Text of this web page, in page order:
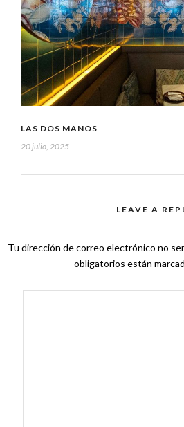
LAS DOS MANOS
20 julio, 2025
LEAVE A
Tu dirección de correo electrónico no
obligatorios están